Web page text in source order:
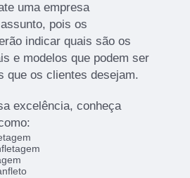
uma empresa
pois os
indicar quais são os
e modelos que podem ser
que os clientes desejam.
excelência, conheça